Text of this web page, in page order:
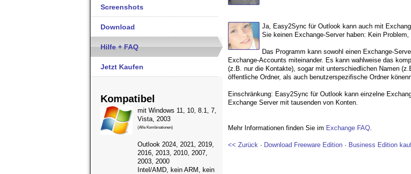
Screenshots
Download
Hilfe + FAQ
Jetzt Kaufen
Kompatibel
mit Windows 11, 10, 8.1, 7,
Vista, 2003
(Alle Kombinationen)
Outlook 2024, 2021, 2019,
2016, 2013, 2010, 2007,
2003, 2000
Intel/AMD, kein ARM, kein
Ja, Easy2Sync für Outlook kann auch mit
Sie keinen Exchange-Server haben: Kein
Das Programm kann sowohl einen Exchange-
Exchange-Accounts miteinander. Es kann wahlweise das
(z.B. nur die Kontakte), sogar mit unterschiedlichen Namen
öffentliche Ordner, als auch benutzerspezifische Ordner
Einschränkung: Easy2Sync für Outlook kann einzelne
Exchange Server mit tausenden von Konten.
Mehr Informationen finden Sie im Exchange FAQ.
<< Zurück · Download Freeware Edition · Business Edition